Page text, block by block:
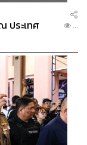
ประเทศ
...